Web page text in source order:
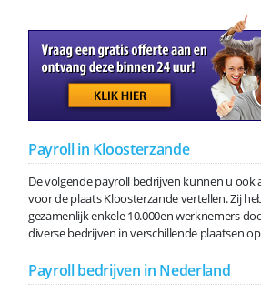
Payroll in Kloosterzande
De volgende payroll bedrijven kunnen u ook
voor de plaats Kloosterzande vertellen. Zij
gezamenlijk enkele 10.000en werknemers
diverse bedrijven in verschillende plaatsen
Payroll bedrijven in Nederland